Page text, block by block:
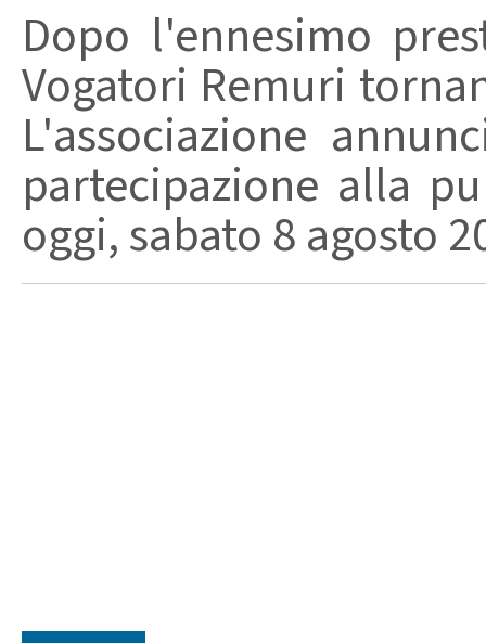
Dopo l'ennesimo
Vogatori Remuri
L'associazione
partecipazione alla
oggi, sabato 8 agosto